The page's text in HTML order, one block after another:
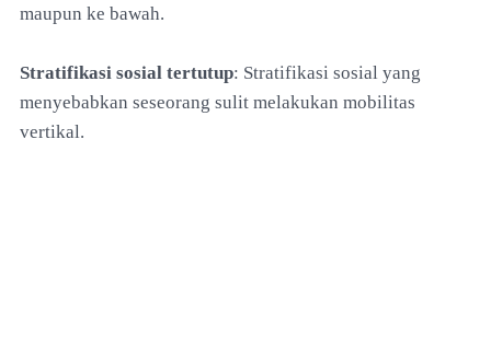
maupun ke bawah.
Stratifikasi sosial tertutup: Stratifikasi sosial yang
menyebabkan seseorang sulit melakukan mobilitas
vertikal.